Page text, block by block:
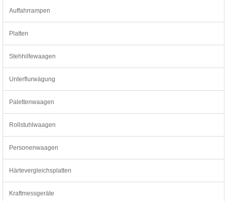
Auffahrrampen
Platten
Stehhilfewaagen
Unterflurwägung
Palettenwaagen
Rollstuhlwaagen
Personenwaagen
Härtevergleichsplatten
Kraftmessgeräte